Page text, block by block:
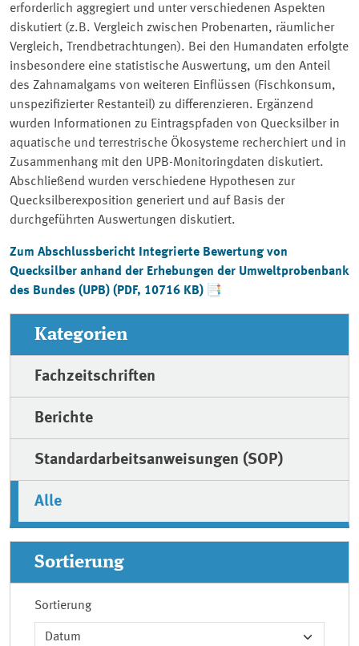
erforderlich aggregiert und unter verschiedenen Aspekten
diskutiert (z.B. Vergleich zwischen Probenarten, räumlicher
Vergleich, Trendbetrachtungen). Bei den Humandaten erfolgte
insbesondere eine statistische Auswertung, um den Anteil
des Zahnamalgams von weiteren Einflüssen (Fischkonsum,
unspezifizierter Restanteil) zu differenzieren. Ergänzend
wurden Informationen zu Eintragspfaden von Quecksilber in
aquatische und terrestrische Ökosysteme recherchiert und in
Zusammenhang mit den UPB-Monitoringdaten diskutiert.
Abschließend wurden verschiedene Hypothesen zur
Quecksilberexposition generiert und auf Basis der
durchgeführten Auswertungen diskutiert.
Zum Abschlussbericht Integrierte Bewertung von
Quecksilber anhand der Erhebungen der Umweltprobenbank
des Bundes (UPB) (PDF, 10716 KB)
Kategorien
Fachzeitschriften
Berichte
Standardarbeitsanweisungen (SOP)
Alle
Sortierung
Sortierung